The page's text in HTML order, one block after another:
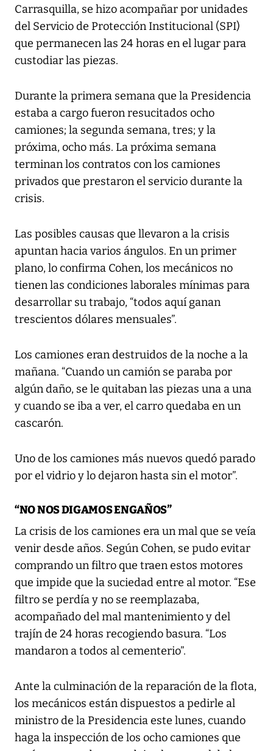
Carrasquilla, se hizo acompañar por unidades
del Servicio de Protección Institucional (SPI)
que permanecen las 24 horas en el lugar para
custodiar las piezas.
Durante la primera semana que la Presidencia
estaba a cargo fueron resucitados ocho
camiones; la segunda semana, tres; y la
próxima, ocho más. La próxima semana
terminan los contratos con los camiones
privados que prestaron el servicio durante la
crisis.
Las posibles causas que llevaron a la crisis
apuntan hacia varios ángulos. En un primer
plano, lo confirma Cohen, los mecánicos no
tienen las condiciones laborales mínimas para
desarrollar su trabajo, “todos aquí ganan
trescientos dólares mensuales”.
Los camiones eran destruidos de la noche a la
mañana. “Cuando un camión se paraba por
algún daño, se le quitaban las piezas una a una
y cuando se iba a ver, el carro quedaba en un
cascarón.
Uno de los camiones más nuevos quedó parado
por el vidrio y lo dejaron hasta sin el motor”.
“NO NOS DIGAMOS ENGAÑOS”
La crisis de los camiones era un mal que se veía
venir desde años. Según Cohen, se pudo evitar
comprando un filtro que traen estos motores
que impide que la suciedad entre al motor. “Ese
filtro se perdía y no se reemplazaba,
acompañado del mal mantenimiento y del
trajín de 24 horas recogiendo basura. “Los
mandaron a todos al cementerio”.
Ante la culminación de la reparación de la flota,
los mecánicos están dispuestos a pedirle al
ministro de la Presidencia este lunes, cuando
haga la inspección de los ocho camiones que